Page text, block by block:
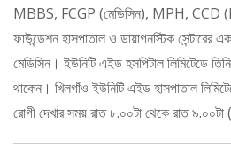
MBBS, FCGP (মেডিসিন), MPH, CCD
ফাউন্ডেশন হাসপাতাল ও ডায়াগনস্টিক সেন্টারের
মেডিসিন। ইউনিটি এইড হসপিটাল লিমিটেডে
থাকেন। খিলগাঁও ইউনিটি এইড হাসপাতাল
রোগী দেখার সময় রাত ৮.০০টা থেকে রাত